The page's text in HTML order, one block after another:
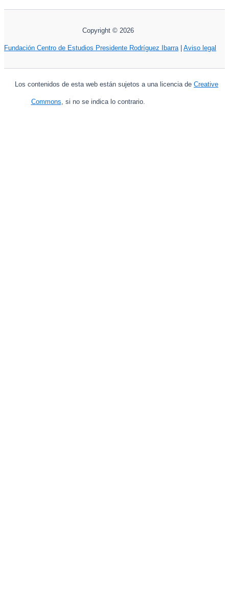
Copyright © 2026
Fundación Centro de Estudios Presidente Rodríguez Ibarra| Aviso legal
Los contenidos de esta web están sujetos a una licencia de Creative
Commons, si no se indica lo contrario.